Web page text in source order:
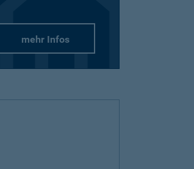
mehr Infos